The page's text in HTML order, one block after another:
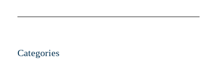
Categories